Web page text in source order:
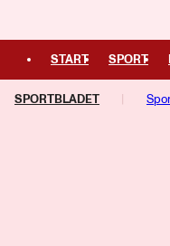
START SPORT
PLUS TV
SPORTBLADET